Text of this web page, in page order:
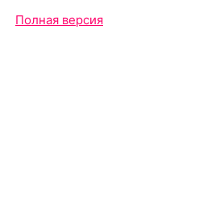
Полная версия